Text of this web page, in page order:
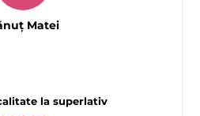
la superlativ
Matei